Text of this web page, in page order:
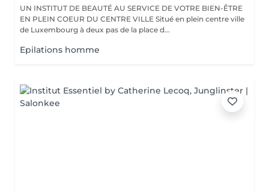
UN INSTITUT DE BEAUTÉ AU SERVICE DE VOTRE BIEN-ÊTRE
EN PLEIN COEUR DU CENTRE VILLE Situé en plein centre ville
de Luxembourg à deux pas de la place d...
Epilations homme